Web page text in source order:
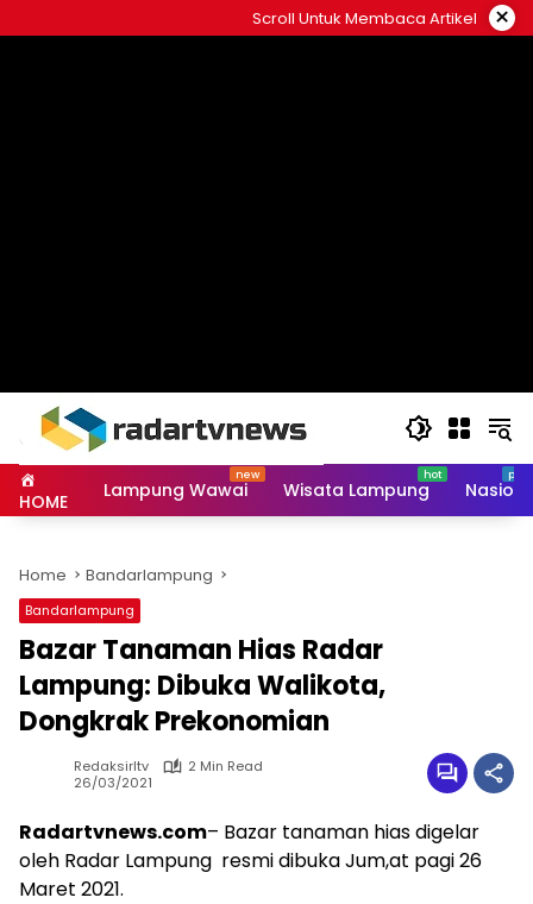
to
Scroll Untuk Membaca Artikel ×
HOME Lampung Wawai Wisata Lampung
Home Bandarlampung
Bandarlampung
Bazar Tanaman Hias Radar
Lampung: Dibuka Walikota,
Dongkrak Prekonomian
Redaksirltv
2 Min Read
26/03/2021
Radartvnews.com– Bazar tanaman hias digelar
oleh Radar Lampung resmi dibuka Jum,at pagi 26
Maret 2021.